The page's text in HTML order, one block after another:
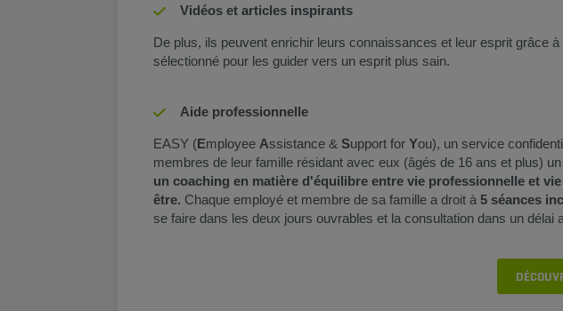
Vidéos et articles inspirants​
De plus, ils peuvent enrichir leurs connaissances et leur esprit grâce à
sélectionné pour les guider vers un esprit plus sain.
Aide professionnelle
EASY (Employee Assistance & Support for You), un service
membres de leur famille résidant avec eux (âgés de 16 ans et plus)
un coaching en matière d'équilibre entre vie professionnelle et
être. Chaque employé et membre de sa famille a droit à 5 séances
se faire dans les deux jours ouvrables et la consultation dans un délai